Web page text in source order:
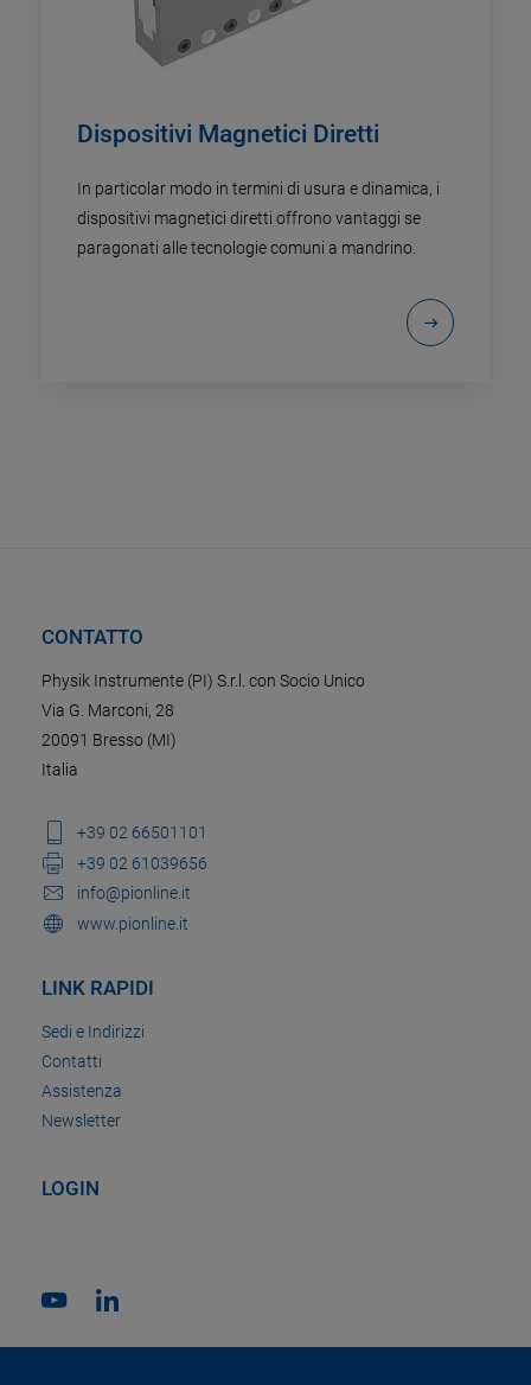
Dispositivi Magnetici Diretti
In particolar modo in termini di usura e dinamica, i
dispositivi magnetici diretti offrono vantaggi se
paragonati alle tecnologie comuni a mandrino.
CONTATTO
Physik Instrumente (PI) S.r.l. con Socio Unico
Via G. Marconi, 28
20091 Bresso (MI)
Italia
+39 02 66501101
+39 02 61039656
info@pionline.it
www.pionline.it
LINK RAPIDI
Sedi e Indirizzi
Contatti
Assistenza
Newsletter
LOGIN